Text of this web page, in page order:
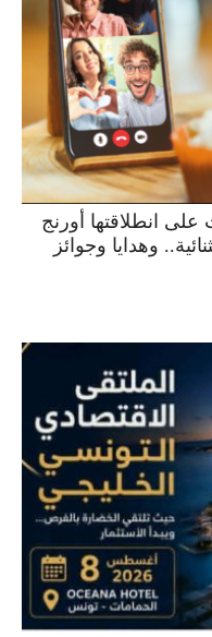
بمرور 10 سنوات على انطلاقتها أورنج
وهدايا وجوائز